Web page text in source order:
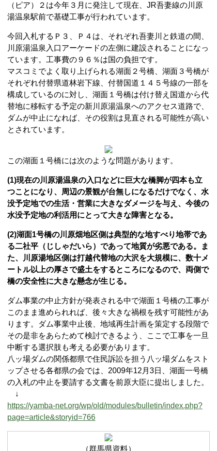
（ピア）２は今年３月に発注して現在、JR吾妻線の川原
湯温泉駅前で基礎工事が行われています。
今回入札するＰ３、Ｐ４は、それぞれ吾妻川と鉄道の間、
川原湯温泉入口アーケードの左側に建設されることになっ
ています。工事費の９６％は国の負担です。
マスコミでよく取り上げられる湖面２号橋、湖面３号橋が
それぞれ付替県道林岩下線、付替国道１４５号線の一部を
構成しているのに対し、湖面１号橋は付け替え国道から代
替地に移転する予定の新川原湯温泉へのアクセス道路で、
ダムが中止になれば、その役割は見直される可能性が高い
とされています。
この湖面１号橋には次のような問題があります。
(1)現在の川原湯温泉の入口などに巨大な橋脚が四本も立
つことになり、周辺の景観が台無しになるだけでなく、水
没予定地での生活・営業に大きなダメージを与え、今後の
水没予定地の利活用にとって大きな障害となる。
(2)湖面1号橋の川原畑地区側は典型的な地すべり地帯であ
る二社平（じしゃだいら）であって地質が劣悪である。ま
た、川原湯地区側は打越代替地の大沢を大規模に、数十メ
ートル以上の厚さで盛土をするところになるので、両側で
橋の安全性に大きな懸念が生じる。
ダム事業の中止方針が発表される中で湖面１号橋の工事が
このまま進められれば、後々大きな禍根を残す可能性があ
ります。ダム事業中止後、地域再生計画を策定する段階で
その是非をあらためて検討できるよう、ここで工事を一旦
中断する選択肢も考える必要があります。
八ッ場ダムの関係都県で住民訴訟を担う八ッ場ダムをスト
ップさせる各都県の会では、2009年12月3日、湖面一号橋
の入札の中止を要請する文書を前原大臣に提出しました。
↓
https://yamba-net.org/wp/old/modules/bulletin/index.php?
page=article&storyid=766
（群馬県資料）